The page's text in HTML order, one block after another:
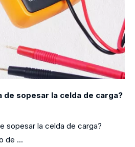
de sopesar la celda de carga?
sopesar la celda de carga?
de ...